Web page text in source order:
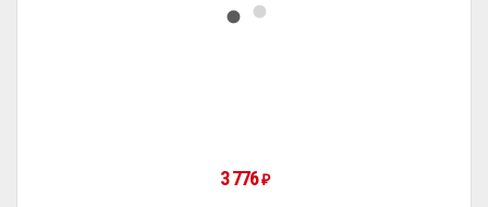
3 776₽